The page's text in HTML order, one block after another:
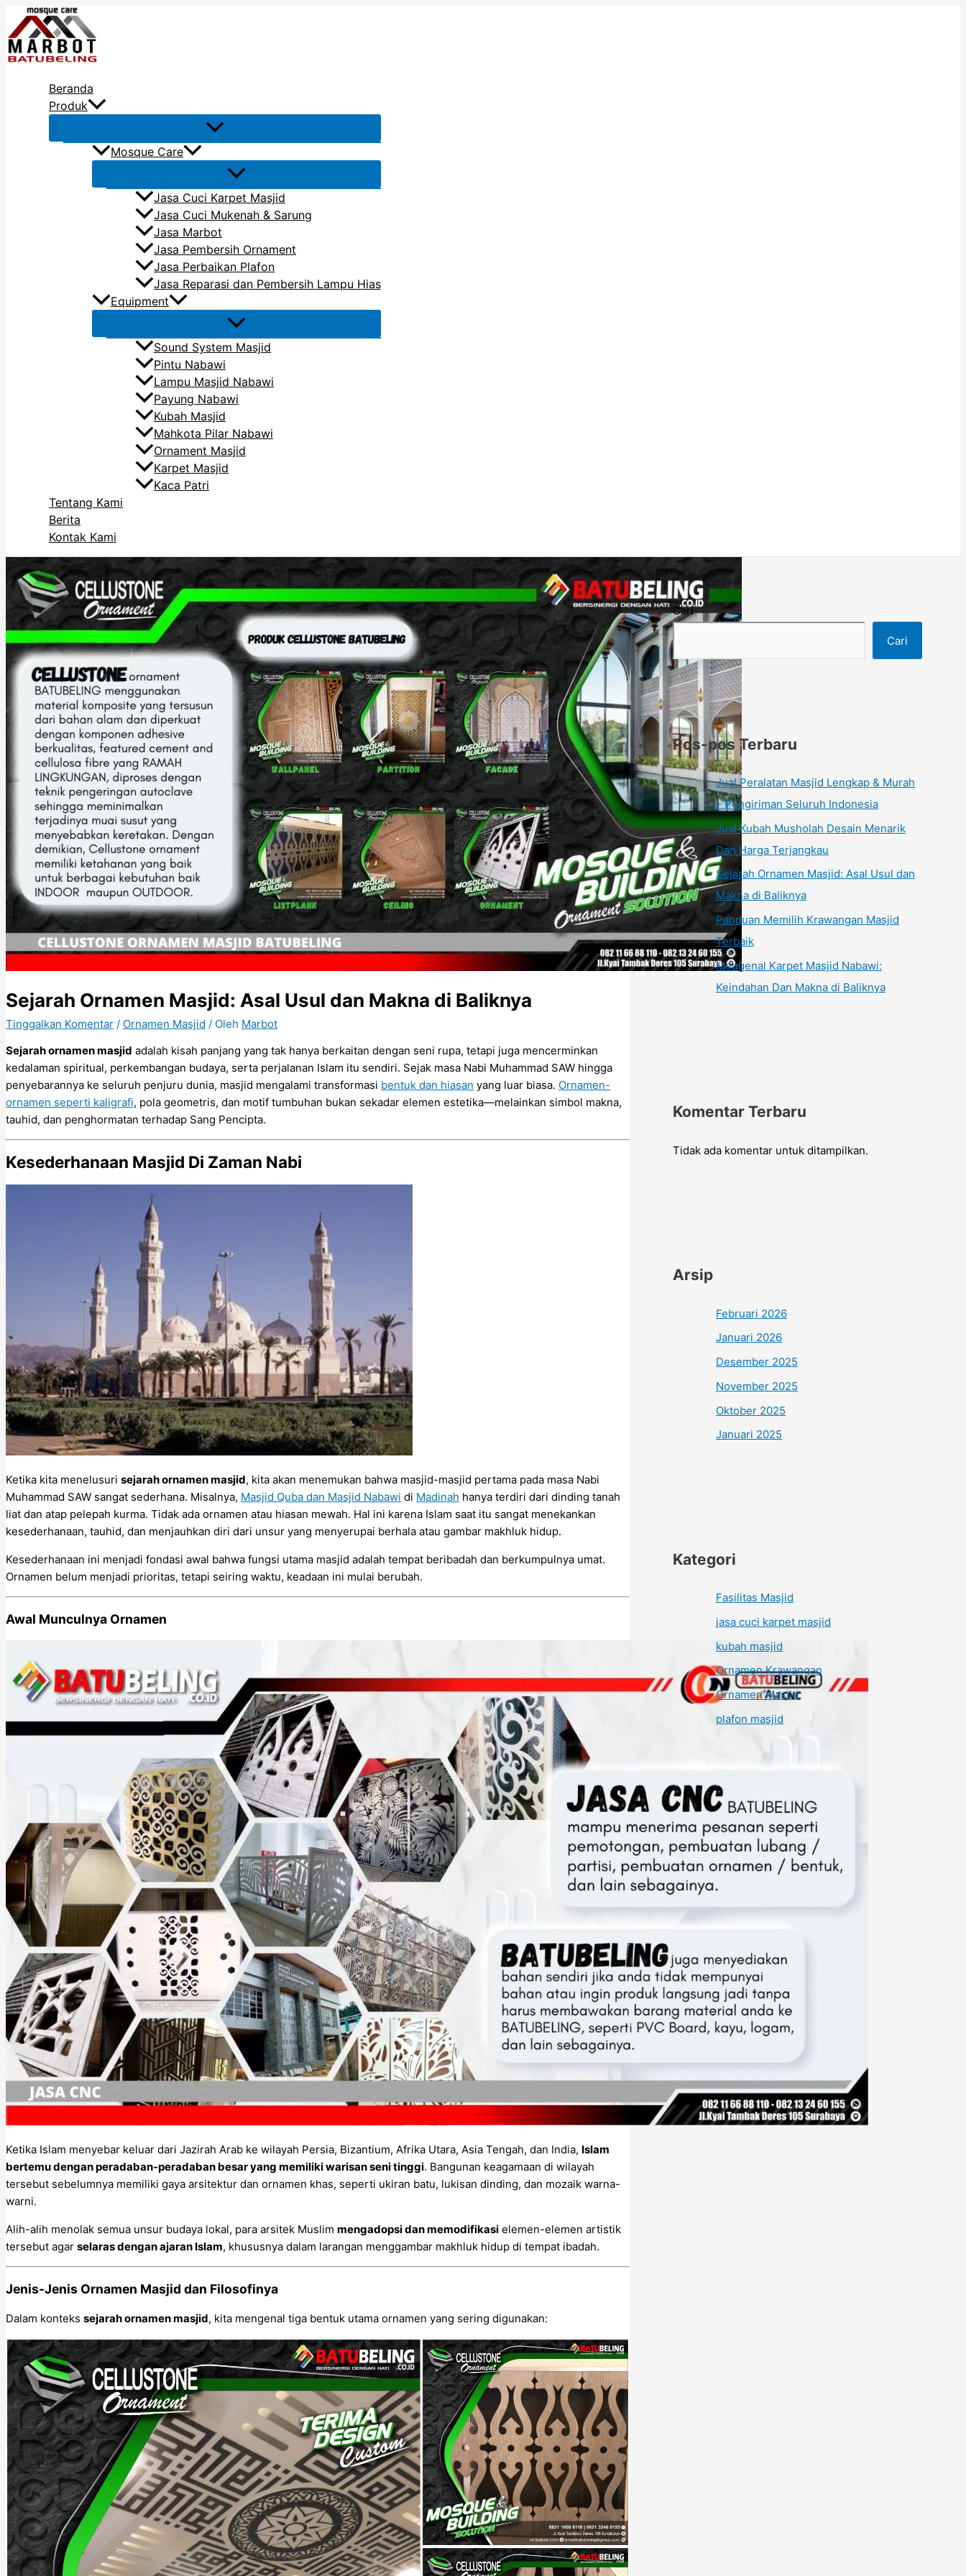
Lewati
ke
konten
Beranda
Produk
Mosque Care
Jasa Cuci Karpet Masjid
Jasa Cuci Mukenah & Sarung
Jasa Marbot
Jasa Pembersih Ornament
Jasa Perbaikan Plafon
Jasa Reparasi dan Pembersih Lampu Hias
Equipment
Sound System Masjid
Pintu Nabawi
Lampu Masjid Nabawi
Payung Nabawi
Kubah Masjid
Mahkota Pilar Nabawi
Ornament Masjid
Karpet Masjid
Kaca Patri
Tentang Kami
Berita
Kontak Kami
Sejarah Ornamen Masjid: Asal Usul dan Makna di Baliknya
Tinggalkan Komentar / Ornamen Masjid / Oleh Marbot
Sejarah ornamen masjid adalah kisah panjang yang tak hanya berkaitan dengan seni rupa, tetapi juga mencerminkan
kedalaman spiritual, perkembangan budaya, serta perjalanan Islam itu sendiri. Sejak masa Nabi Muhammad SAW hingga
penyebarannya ke seluruh penjuru dunia, masjid mengalami transformasi bentuk dan hiasan yang luar biasa. Ornamen-
ornamen seperti kaligrafi, pola geometris, dan motif tumbuhan bukan sekadar elemen estetika—melainkan simbol makna,
tauhid, dan penghormatan terhadap Sang Pencipta.
Kesederhanaan Masjid Di Zaman Nabi
Ketika kita menelusuri sejarah ornamen masjid, kita akan menemukan bahwa masjid-masjid pertama pada masa Nabi
Muhammad SAW sangat sederhana. Misalnya, Masjid Quba dan Masjid Nabawi di Madinah hanya terdiri dari dinding tanah
liat dan atap pelepah kurma. Tidak ada ornamen atau hiasan mewah. Hal ini karena Islam saat itu sangat menekankan
kesederhanaan, tauhid, dan menjauhkan diri dari unsur yang menyerupai berhala atau gambar makhluk hidup.
Kesederhanaan ini menjadi fondasi awal bahwa fungsi utama masjid adalah tempat beribadah dan berkumpulnya umat.
Ornamen belum menjadi prioritas, tetapi seiring waktu, keadaan ini mulai berubah.
Awal Munculnya Ornamen
Ketika Islam menyebar keluar dari Jazirah Arab ke wilayah Persia, Bizantium, Afrika Utara, Asia Tengah, dan India, Islam
bertemu dengan peradaban-peradaban besar yang memiliki warisan seni tinggi. Bangunan keagamaan di wilayah
tersebut sebelumnya memiliki gaya arsitektur dan ornamen khas, seperti ukiran batu, lukisan dinding, dan mozaik warna-
warni.
Alih-alih menolak semua unsur budaya lokal, para arsitek Muslim mengadopsi dan memodifikasi elemen-elemen artistik
tersebut agar selaras dengan ajaran Islam, khususnya dalam larangan menggambar makhluk hidup di tempat ibadah.
Jenis-Jenis Ornamen Masjid dan Filosofinya
Dalam konteks sejarah ornamen masjid, kita mengenal tiga bentuk utama ornamen yang sering digunakan:
Ketik
di
sini..
Name*
Email*
Situs
Web
Cari
Cari
Pos-pos Terbaru
Jual Peralatan Masjid Lengkap & Murah
– Pengiriman Seluruh Indonesia
Jual Kubah Musholah Desain Menarik
Dan Harga Terjangkau
Sejarah Ornamen Masjid: Asal Usul dan
Makna di Baliknya
Panduan Memilih Krawangan Masjid
Terbaik
Mengenal Karpet Masjid Nabawi:
Keindahan Dan Makna di Baliknya
Komentar Terbaru
Tidak ada komentar untuk ditampilkan.
Arsip
Februari 2026
Januari 2026
Desember 2025
November 2025
Oktober 2025
Januari 2025
Kategori
Fasilitas Masjid
jasa cuci karpet masjid
kubah masjid
Ornamen Krawangan
Ornamen Masjid
plafon masjid